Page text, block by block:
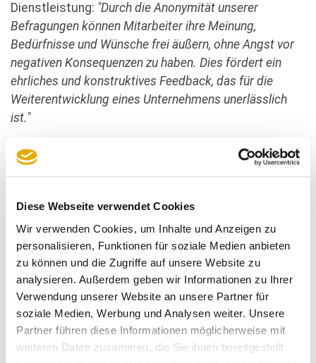
Diese Webseite verwendet Cookies
Wir verwenden Cookies, um Inhalte und Anzeigen zu
personalisieren, Funktionen für soziale Medien anbieten
zu können und die Zugriffe auf unsere Website zu
analysieren. Außerdem geben wir Informationen zu Ihrer
Verwendung unserer Website an unsere Partner für
soziale Medien, Werbung und Analysen weiter. Unsere
Partner führen diese Informationen möglicherweise mit
weiteren Daten zusammen, die Sie ihnen bereitgestellt
Dienstleistung: "Durch die Anonymität unserer
Befragungen können Mitarbeiter ihre Meinung,
Bedürfnisse und Wünsche frei äußern, ohne Angst vor
negativen Konsequenzen zu haben. Dies fördert ein
ehrliches und konstruktives Feedback, das für die
Weiterentwicklung eines Unternehmens unerlässlich
ist."
Frau Judith Schick-Pieper, Geschäftsführerin von
Wohn Schick
innovative Personalbefragung entwickelt zu haben. Sie
Mitarbeiterzufriedenheit zu erhalten und gezielt auf die
Bedürfnisse unseres Teams einzugehen. Die
unabhängige Durchführung durch das Institut sorgt
dafür, dass unsere Mitarbeiter sich sicher fühlen und
offen ihre Meinung äußern können."
Die Vorteile für Unternehme n, die die